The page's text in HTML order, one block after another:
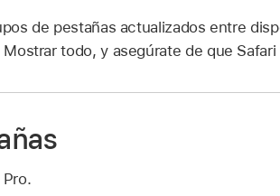
de pestañas actualizados entre
todo, y asegúrate de que